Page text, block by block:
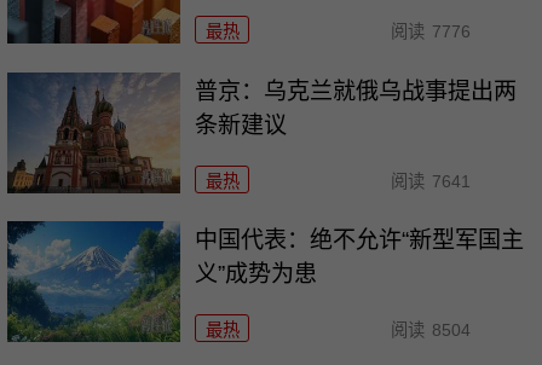
最热 阅读 7776
普京：乌克兰就俄乌战事提出两
条新建议
最热 阅读 7641
中国代表：绝不允许“新型军国主
义”成势为患
最热 阅读 8504